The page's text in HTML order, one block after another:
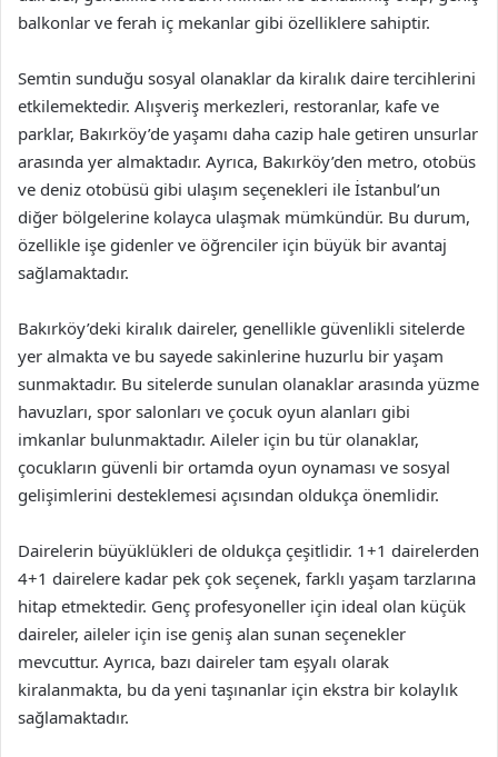
balkonlar ve ferah iç mekanlar gibi özelliklere sahiptir.
Semtin sunduğu sosyal olanaklar da kiralık daire tercihlerini
etkilemektedir. Alışveriş merkezleri, restoranlar, kafe ve
parklar, Bakırköy’de yaşamı daha cazip hale getiren unsurlar
arasında yer almaktadır. Ayrıca, Bakırköy’den metro, otobüs
ve deniz otobüsü gibi ulaşım seçenekleri ile İstanbul’un
diğer bölgelerine kolayca ulaşmak mümkündür. Bu durum,
özellikle işe gidenler ve öğrenciler için büyük bir avantaj
sağlamaktadır.
Bakırköy’deki kiralık daireler, genellikle güvenlikli sitelerde
yer almakta ve bu sayede sakinlerine huzurlu bir yaşam
sunmaktadır. Bu sitelerde sunulan olanaklar arasında yüzme
havuzları, spor salonları ve çocuk oyun alanları gibi
imkanlar bulunmaktadır. Aileler için bu tür olanaklar,
çocukların güvenli bir ortamda oyun oynaması ve sosyal
gelişimlerini desteklemesi açısından oldukça önemlidir.
Dairelerin büyüklükleri de oldukça çeşitlidir. 1+1 dairelerden
4+1 dairelere kadar pek çok seçenek, farklı yaşam tarzlarına
hitap etmektedir. Genç profesyoneller için ideal olan küçük
daireler, aileler için ise geniş alan sunan seçenekler
mevcuttur. Ayrıca, bazı daireler tam eşyalı olarak
kiralanmakta, bu da yeni taşınanlar için ekstra bir kolaylık
sağlamaktadır.